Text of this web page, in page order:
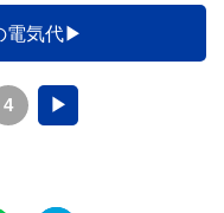
電気代
4 ▶